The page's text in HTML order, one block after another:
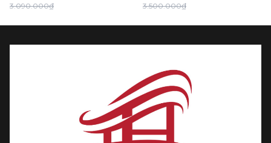
3.090.000₫ 3.500.000₫